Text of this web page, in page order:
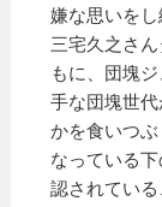
嫌な思いを
三宅久之さ
もに、団塊
手な団塊世
かを食いつ
なっている
認されている